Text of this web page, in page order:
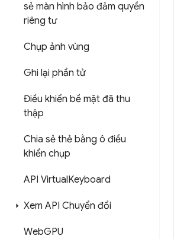
sẻ màn hình bảo đảm quyền
riêng tư
Chụp ảnh vùng
Ghi lại phần tử
Điều khiển bề mặt đã thu
thập
Chia sẻ thẻ bằng ô điều
khiển chụp
API VirtualKeyboard
Xem API Chuyển đổi
WebGPU